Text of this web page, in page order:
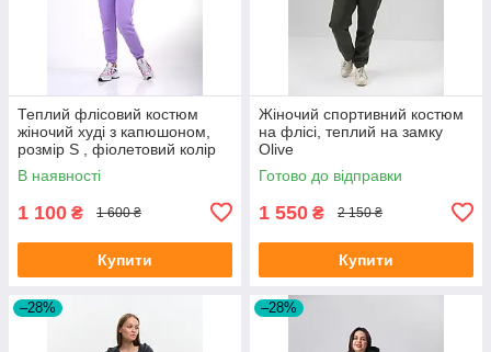
Теплий флісовий костюм
жіночий худі з капюшоном,
розмір S , фіолетовий колір
В наявності
1 100 ₴ 1 600 ₴
Купити
Жіночий спортивний костюм
на флісі, теплий на замку
Olive
Готово до відправки
1 550 ₴ 2 150 ₴
Купити
–28% –28%